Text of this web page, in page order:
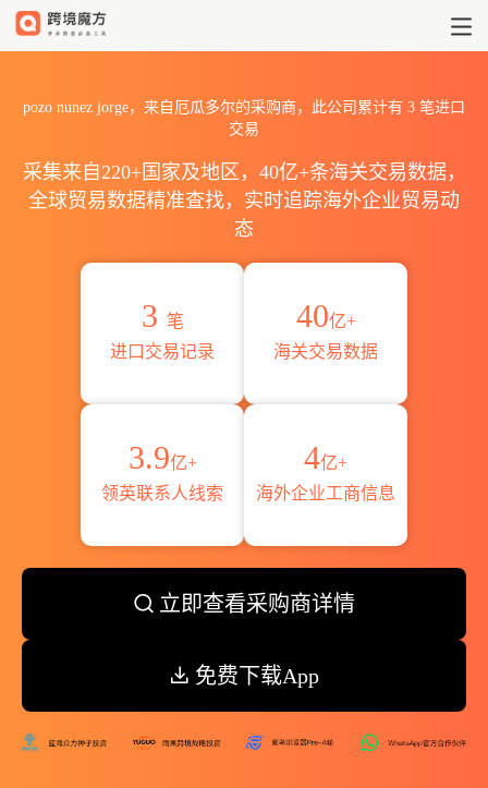
pozo nunez jorge，来自厄瓜多尔的采购商，此公司累计有 3 笔进口
交易
采集来自220+国家及地区，40亿+条海关交易数据，
全球贸易数据精准查找，实时追踪海外企业贸易动
态
3 笔
进口交易记录
40亿+
海关交易数据
3.9亿+
领英联系人线索
4亿+
海外企业工商信息
立即查看采购商详情
免费下载App